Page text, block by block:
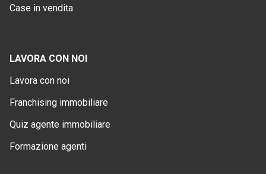
Case in vendita
LAVORA CON NOI
Lavora con noi
Franchising immobiliare
Quiz agente immobiliare
Formazione agenti